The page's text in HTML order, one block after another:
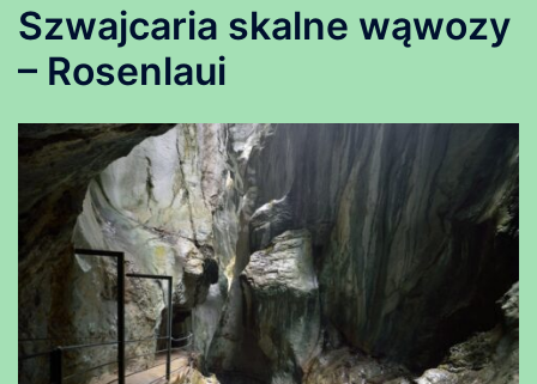
Szwajcaria skalne wąwozy
– Rosenlaui